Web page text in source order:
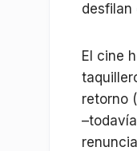
desfilan
El cine
retorno